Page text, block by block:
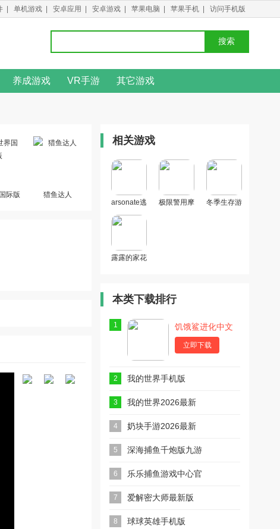
单机游戏 安卓应用 安卓游戏 苹果电脑 苹果手机 访问手机版
搜索
养成游戏 VR手游 其它游戏
际版 猎鱼达人
相关游戏
arsonate逃
极限警用摩
冬季生存游
露露的家花
本类下载排行
1
饥饿鲨进化中文
最新版
立即下载
2 我的世界手机版
3 我的世界2026最新
版本(m.inecraft)
4 奶块手游2026最新
版
5 深海捕鱼千炮版九游
版
6 乐乐捕鱼游戏中心官
方版
7 爱解密大师最新版
8 球球英雄手机版